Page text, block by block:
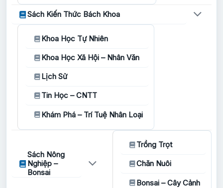
Sách Kiến Thức Bách Khoa
Khoa Học Tự Nhiên
Khoa Học Xã Hội – Nhân Văn
Lịch Sử
Tin Học – CNTT
Khám Phá – Trí Tuệ Nhân Loại
Sách Nông
Nghiệp –
Bonsai
Trồng Trọt
Chăn Nuôi
Bonsai – Cây Cảnh